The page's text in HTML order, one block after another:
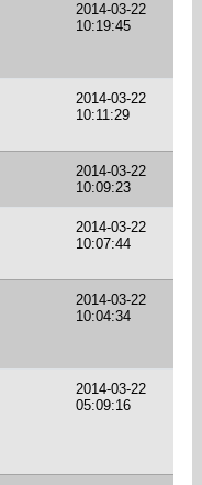
2014-03-22
10:19:45
2014-03-22
10:11:29
2014-03-22
10:09:23
2014-03-22
10:07:44
2014-03-22
10:04:34
2014-03-22
05:09:16